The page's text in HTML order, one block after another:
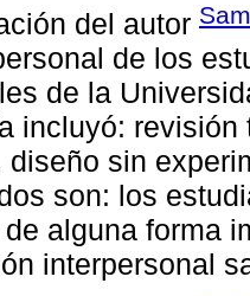
del autor
de los
de la
incluyó:
diseño sin
son: los
alguna forma
interpersonal